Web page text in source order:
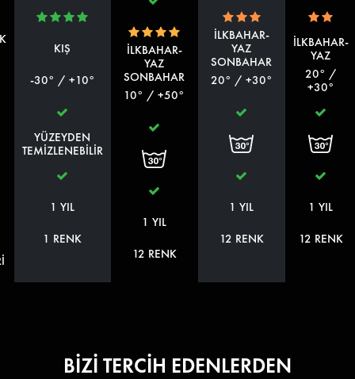
KIŞ
-30° / +10°
YÜZEYDEN
TEMİZLENEBİLİR
1 YIL
1 RENK
İLKBAHAR-
YAZ
SONBAHAR
10° / +50°
1 YIL
12 RENK
İLKBAHAR-
YAZ
SONBAHAR
20° / +30°
1 YIL
12 RENK
İLKBAHAR-
YAZ
20° /
+30°
1 YIL
12 RENK
BİZİ TERCİH EDENLERDEN